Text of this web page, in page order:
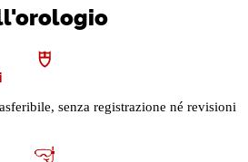
senza registrazione né revisioni